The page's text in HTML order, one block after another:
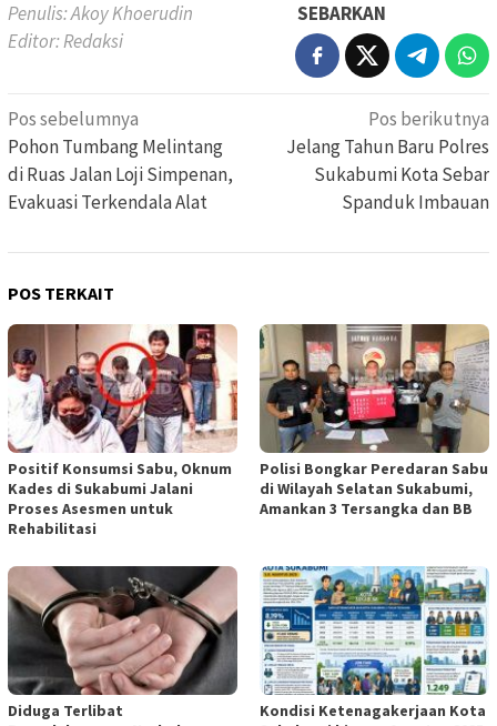
Penulis: Akoy Khoerudin
Editor: Redaksi
SEBARKAN
Navigasi
pos
Pos sebelumnya
Pohon Tumbang Melintang
di Ruas Jalan Loji Simpenan,
Evakuasi Terkendala Alat
Pos berikutnya
Jelang Tahun Baru Polres
Sukabumi Kota Sebar
Spanduk Imbauan
POS TERKAIT
Positif Konsumsi Sabu, Oknum
Kades di Sukabumi Jalani
Proses Asesmen untuk
Rehabilitasi
Polisi Bongkar Peredaran Sabu
di Wilayah Selatan Sukabumi,
Amankan 3 Tersangka dan BB
Diduga Terlibat
Kondisi Ketenagakerjaan Kota